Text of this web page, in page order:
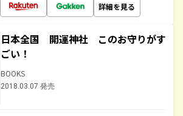
詳細を見る
日本全国 開運神社 このお守りがす
ごい！
BOOKS
2018.03.07 発売